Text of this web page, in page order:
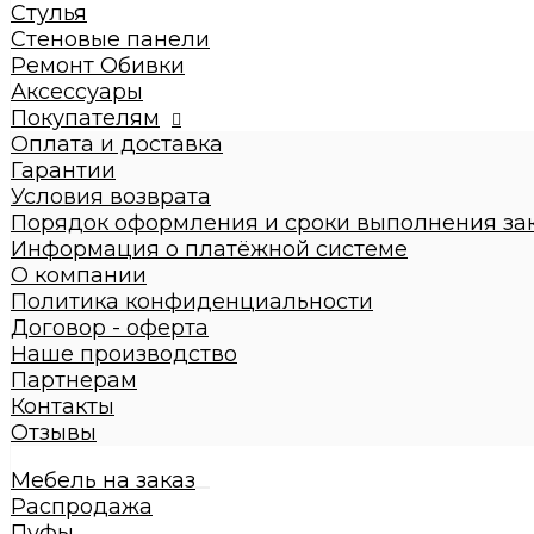
Кровати взрослые
Стулья
Стеновые панели
Ремонт Обивки
Галерея
Стулья
Стеновые панели
Ремонт Обивки
Аксессуары
Покупателям
Оплата и доставка
Гарантии
Условия возврата
Порядок оформления и сроки выполнения
Информация о платёжной системе
О компании
Политика конфиденциальности
Договор - оферта
Наше производство
Партнерам
Контакты
Отзывы
Мебель на заказ
Распродажа